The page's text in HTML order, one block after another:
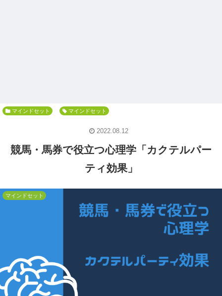
マインドセット マインドセット
競馬・馬券で役立つ心理学「カクテルパー
ティ効果」
マインドセット
2022.08.12